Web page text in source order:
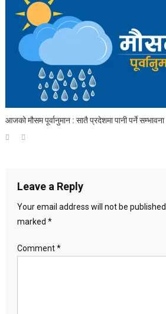
आजको मौसम पूर्वानुमान : सातै प्रदेशमा पानी पर्ने सम्भावना
Leave a Reply
Your email address will not be published.
marked *
Comment*